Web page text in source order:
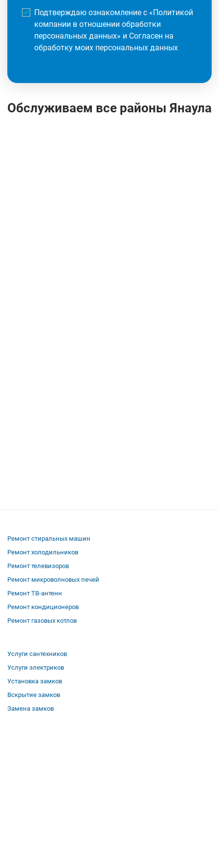
Подтверждаю ознакомление с «Политикой
компании в отношении обработки
персональных данных» и Согласен на
обработку моих персональных данных
Обслуживаем все районы Янаула
Ремонт стиральных машин
Ремонт холодильников
Ремонт телевизоров
Ремонт микроволновых печей
Ремонт ТВ-антенн
Ремонт кондиционеров
Ремонт газовых котлов
Услуги сантехников
Услуги электриков
Установка замков
Вскрытие замков
Замена замков